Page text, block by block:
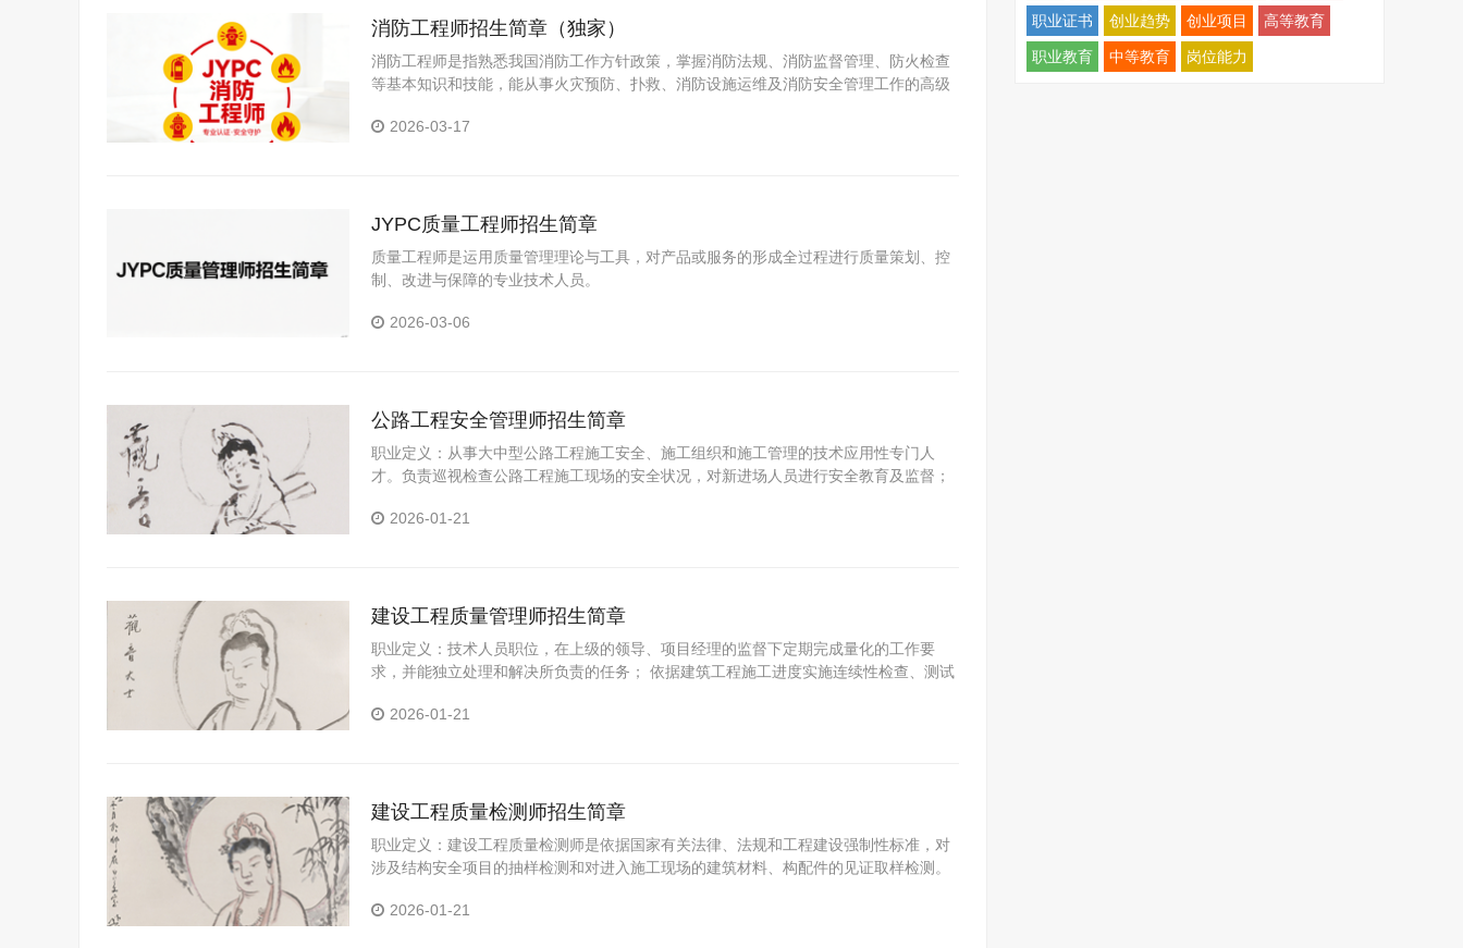
消防工程师招生简章（独家）
消防工程师是指熟悉我国消防工作方针政策，掌握消防法规、消防监督管理、防火检查
等基本知识和技能，能从事火灾预防、扑救、消防设施运维及消防安全管理工作的高级
2026-03-17
JYPC质量工程师招生简章
质量工程师是运用质量管理理论与工具，对产品或服务的形成全过程进行质量策划、控
制、改进与保障的专业技术人员。
2026-03-06
公路工程安全管理师招生简章
职业定义：从事大中型公路工程施工安全、施工组织和施工管理的技术应用性专门人
才。负责巡视检查公路工程施工现场的安全状况，对新进场人员进行安全教育及监督；
理或相关领导汇报并有权要求立即停止公路工程施工作业。有权检查与安全相关的内业
2026-01-21
建设工程质量管理师招生简章
职业定义：技术人员职位，在上级的领导、项目经理的监督下定期完成量化的工作要
求，并能独立处理和解决所负责的任务； 依据建筑工程施工进度实施连续性检查、测试
在施工过程中各工序的质量检查； 对建筑工程原材料的样本测试和质量检测； 负责建筑
2026-01-21
建设工程质量检测师招生简章
职业定义：建设工程质量检测师是依据国家有关法律、法规和工程建设强制性标准，对
涉及结构安全项目的抽样检测和对进入施工现场的建筑材料、构配件的见证取样检测。
制性标准的情况，以及涉及结构安全检测结果的不合格情况，及时报告工程所在地建设
2026-01-21
职业证书 创业趋势 创业项目 高等教育
职业教育 中等教育 岗位能力